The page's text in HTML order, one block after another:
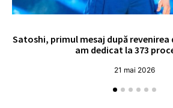
Satoshi, primul mesaj după revenirea
am dedicat la 373
21 mai 2026